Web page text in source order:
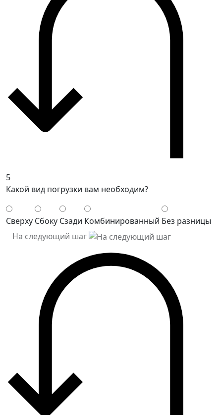
5
Какой вид погрузки вам необходим?
Сверху Сбоку Сзади Комбинированный Без разницы
На следующий шаг